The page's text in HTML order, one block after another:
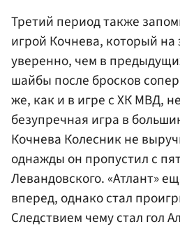
Третий период также
игрой Кочнева, который на
уверенно, чем в
шайбы после бросков
же, как и в игре с ХК МВД,
безупречная игра в
Кочнева Колесник не
однажды он пропустил с
Левандовского. «Атлант»
вперед, однако стал
Следствием чему стал гол